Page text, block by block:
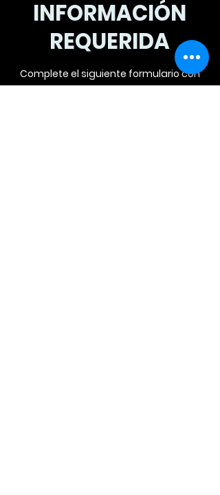
INFORMACIÓN
REQUERIDA
Complete el siguiente formulario con